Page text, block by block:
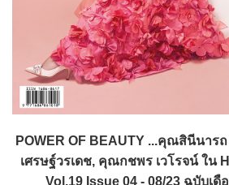
POWER OF BEAUTY ...คุณสินีนาร
เศรษฐ์วรเดช, คุณกชพร เวโรจน์ ใน
Vol.19 Issue 04 - 08/23 ฉบับเ